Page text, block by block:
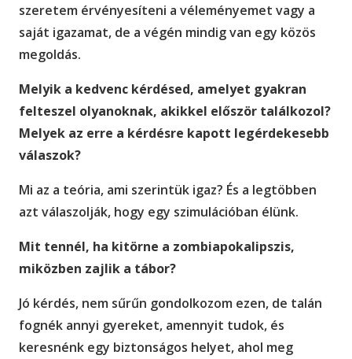
szeretem érvényesíteni a véleményemet vagy a
saját igazamat, de a végén mindig van egy közös
megoldás.
Melyik a kedvenc kérdésed, amelyet gyakran
felteszel olyanoknak, akikkel először találkozol?
Melyek az erre a kérdésre kapott legérdekesebb
válaszok?
Mi az a teória, ami szerintük igaz? És a legtöbben
azt válaszolják, hogy egy szimulációban élünk.
Mit tennél, ha kitörne a zombiapokalipszis,
miközben zajlik a tábor?
Jó kérdés, nem sűrűn gondolkozom ezen, de talán
fognék annyi gyereket, amennyit tudok, és
keresnénk egy biztonságos helyet, ahol meg